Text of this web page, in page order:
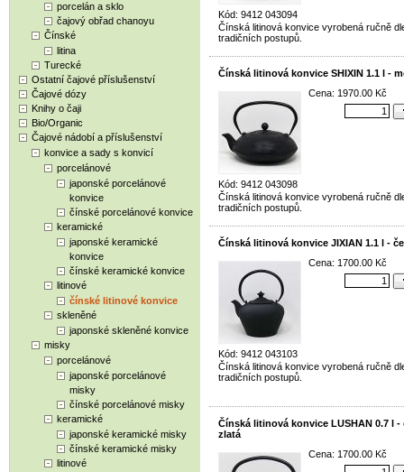
porcelán a sklo
čajový obřad chanoyu
Čínské
litina
Turecké
Ostatní čajové příslušenství
Čajové dózy
Knihy o čaji
Bio/Organic
Čajové nádobí a příslušenství
konvice a sady s konvicí
porcelánové
japonské porcelánové
konvice
čínské porcelánové konvice
keramické
japonské keramické
konvice
čínské keramické konvice
litinové
čínské litinové konvice
skleněné
japonské skleněné konvice
misky
porcelánové
japonské porcelánové
misky
čínské porcelánové misky
keramické
japonské keramické misky
čínské keramické misky
litinové
Kód: 9412 043094
Čínská litinová konvice vyrobená ručně
tradičních postupů.
Čínská litinová konvice SHIXIN 1.1 l -
Kód: 9412 043098
Cena: 1970.00 Kč
Čínská litinová konvice vyrobená ručně
tradičních postupů.
Čínská litinová konvice JIXIAN 1.1 l -
Kód: 9412 043103
Cena: 1700.00 Kč
Čínská litinová konvice vyrobená ručně
tradičních postupů.
Čínská litinová konvice LUSHAN 0.7 l -
zlatá
Cena: 1700.00 Kč